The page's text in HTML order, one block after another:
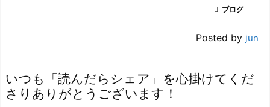
 ブログ
Posted by jun
いつも「読んだらシェア」を心掛けてくだ
さりありがとうございます！